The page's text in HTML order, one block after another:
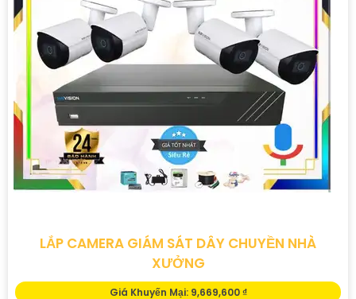
LẮP CAMERA GIÁM SÁT DÂY CHUYỀN NHÀ
XƯỞNG
Giá Khuyến Mại: 9,669,600 ₫